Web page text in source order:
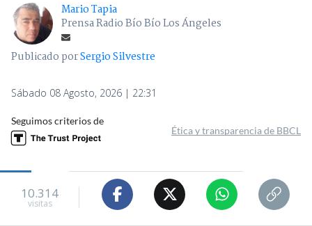
Mario Tapia
Prensa Radio Bío Bío Los Ángeles
Publicado porSergio Silvestre
Sábado 08 Agosto, 2026 | 22:31
Seguimos criterios de
Ética y transparencia de BBCL
10.314
visitas